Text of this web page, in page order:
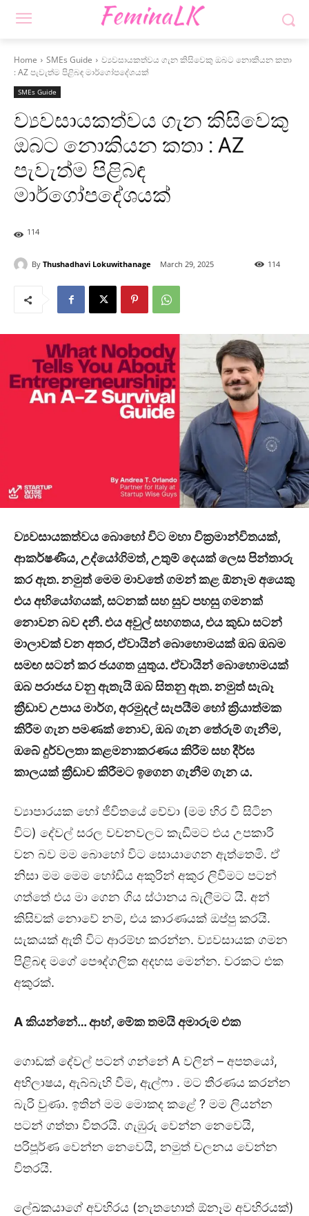
Home SMEs Guide
ව්‍යවසායකත්වය ගැන කිසිවෙකු ඔබට නොකියන කතා
: AZ පැවැත්ම පිළිබඳ මාර්ගෝපදේශයක්
SMEs Guide
ව්‍යවසායකත්වය ගැන කිසිවෙකු
ඔබට නොකියන කතා : AZ
පැවැත්ම පිළිබඳ
මාර්ගෝපදේශයක්
114
By Thushadhavi Lokuwithanage March 29, 2025 114
ව්‍යවසායකත්වය බොහෝ විට මහා වික්‍රමාන්විතයක්,
ආකර්ෂණීය,උද්යෝගිමත්,උතුම් දෙයක් ලෙස පින්තාරු
කර ඇත. නමුත් මෙම මාවතේ ගමන් කළ ඕනෑම අයෙකු
එය අභියෝගයක්, සටනක් සහ සුව පහසු ගමනක්
නොවන බව දනී. එය අවුල් සහගතය, එය කුඩා සටන්
මාලාවක් වන අතර,ඒවායින් බොහොමයක් ඔබ ඔබම
සමඟසටන් කර ජයගත යුතුය. ඒවායින් බොහොමයක්
ඔබ පරාජය වනු ඇතැයි ඔබ සිතනු ඇත. නමුත් සැබෑ
ක්‍රීඩාව උපාය මාර්ග,අරමුදල් සැපයීම හෝ ක්‍රියාත්මක
කිරීම ගැන පමණක් නොව,ඔබ ගැන තේරුම් ගැනීම,
ඔබේ දුර්වලතා කළමනාකරණය කිරීම සහ දීර්ඝ
කාලයක් ක්‍රීඩාව කිරීමට ඉගෙන ගැනීම ගැන ය.
ව්‍යාපාරයක හෝ ජීවිතයේ වේවා (මම හිර වී සිටින
විට) දේවල් සරල වචනවලට කැඩීමට එය උපකාරී
වන බව මම බොහෝ විට සොයාගෙන ඇත්තෙමි. ඒ
නිසා මම මෙම හෝඩිය අකුරින් අකුර ලිවීමට පටන්
ගත්තේ එය මා ගෙන ගිය ස්ථානය බැලීමට යි. අන්
කිසිවක් නොවේ නම්, එය කාරණයක් ඔප්පු කරයි.
සැකයක් ඇති විට ආරම්භ කරන්න. ව්‍යවසායක ගමන
පිළිබඳ මගේ පෞද්ගලික අදහස මෙන්න. වරකට එක
අකුරක්.
Aකියන්නේ… ආහ්,මේක තමයි අමාරුම එක
ගොඩක් දේවල් පටන් ගන්නේ A වලින් – අපතයෝ,
අභිලාෂය, ​​ඇබ්බැහි වීම, ​​ඇල්ෆා . මට තීරණය කරන්න
බැරි වුණා. ඉතින් මම මොකද කළේ ? මම ලියන්න
පටන් ගත්තා විතරයි. ගැඹුරු වෙන්න නෙවෙයි,
පරිපූර්ණ වෙන්න නෙවෙයි, නමුත් චලනය වෙන්න
විතරයි.
ලේඛකයාගේ අවහිරය (නැතහොත් ඕනෑම අවහිරයක්)